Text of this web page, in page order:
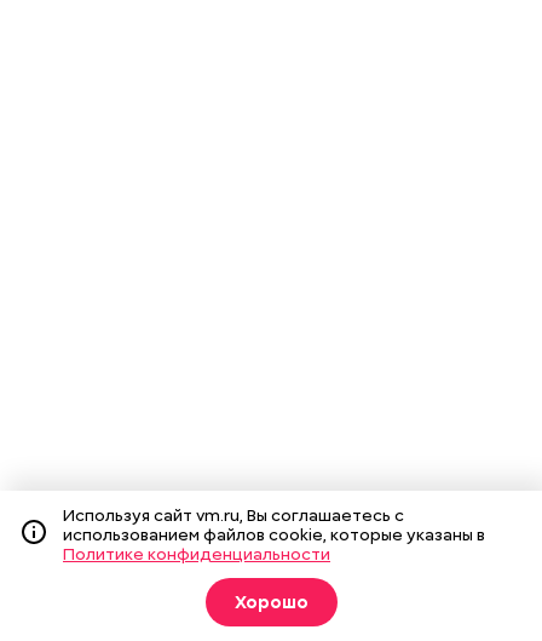
Используя сайт vm.ru, Вы соглашаетесь с
использованием файлов cookie, которые указаны в
Политике конфиденциальности
Хорошо